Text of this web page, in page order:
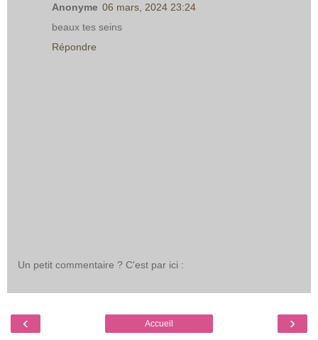
Anonyme 06 mars, 2024 23:24
beaux tes seins
Répondre
Un petit commentaire ? C'est par ici :
‹ ›
Accueil